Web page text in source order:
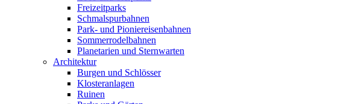
Freizeitparks
Schmalspurbahnen
Park- und Pioniereisenbahnen
Sommerrodelbahnen
Planetarien und Sternwarten
Architektur
Burgen und Schlösser
Klosteranlagen
Ruinen